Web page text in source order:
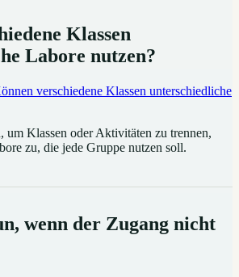
Klassen
Labore nutzen?
verschiedene Klassen unterschiedliche
um Klassen oder Aktivitäten zu trennen,
zu, die jede Gruppe nutzen soll.
wenn der Zugang nicht